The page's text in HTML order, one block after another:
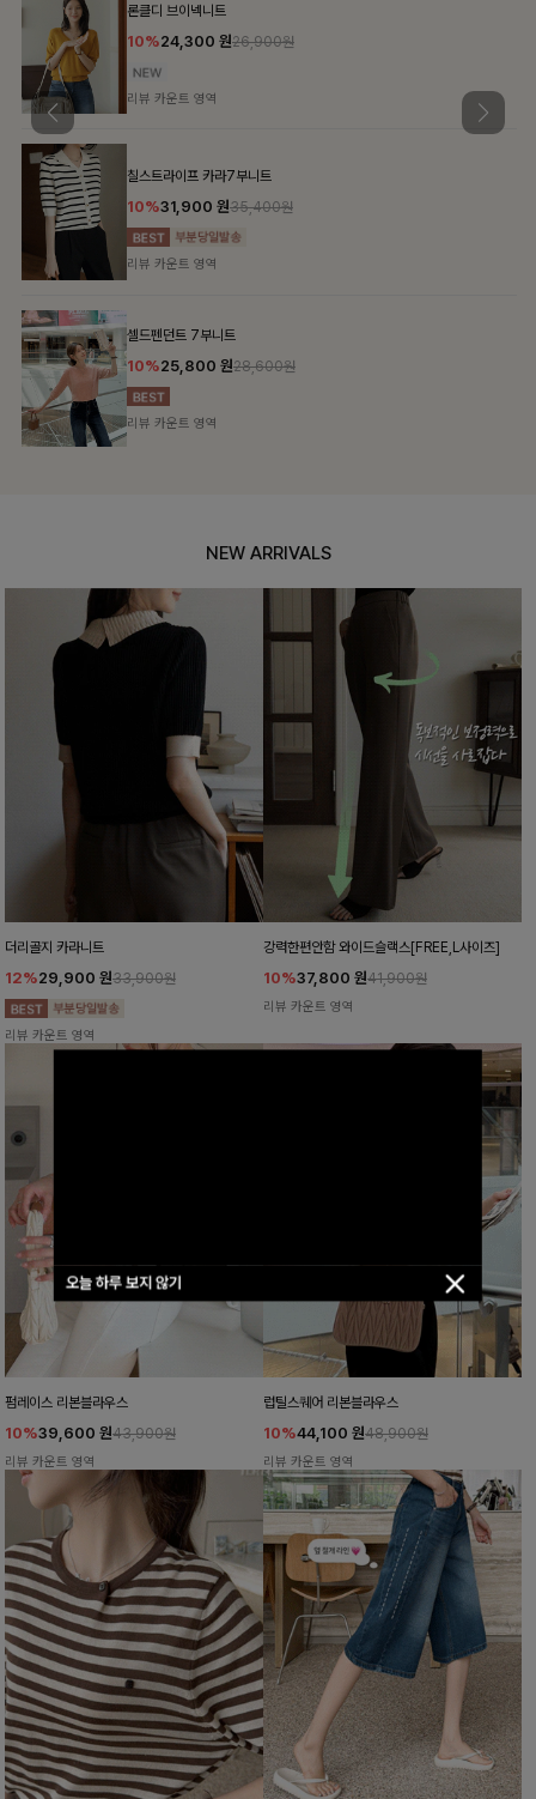
오늘 하루 보지 않기
론클디 브이넥니트
10%24,300 원26,900원
리뷰 카운트 영역
칠스트라이프 카라7부니트
10%31,900 원35,400원
리뷰 카운트 영역
셀드펜던트 7부니트
10%25,800 원28,600원
리뷰 카운트 영역
NEW ARRIVALS
더리골지 카라니트
12%29,900 원33,900원
리뷰 카운트 영역
강력한편안함 와이드슬랙스[FREE,L사이즈]
10%37,800 원41,900원
리뷰 카운트 영역
펌레이스 리본블라우스
10%39,600 원43,900원
리뷰 카운트 영역
럽틸스퀘어 리본블라우스
10%44,100 원48,900원
리뷰 카운트 영역